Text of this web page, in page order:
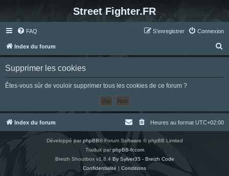
Street Fighter.FR
FAQ Connexion
S’enregistrer
Index du forum
e
h
Supprimer les cookies
Êtes-vous sûr de vouloir supprimer tous les cookies de ce forum ?
Index du forum Heures au format UTC+02:00
Développé parphpBB® Forum Software © phpBB Limited
Traduit parphpBB-fr.com
Breizh Shoutbox v1.8.4 By Sylver35 - Breizh Code
Confidentialité | Conditions